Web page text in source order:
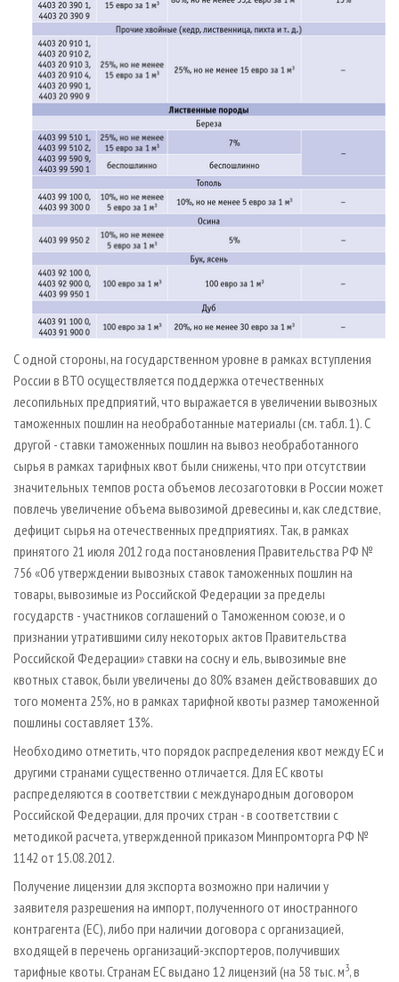
С одной стороны, на государственном уровне в рамках вступления
России в ВТО осуществляется поддержка отечественных
лесопильных предприятий, что выражается в увеличении вывозных
таможенных пошлин на необработанные материалы (см. табл. 1). С
другой - ставки таможенных пошлин на вывоз необработанного
сырья в рамках тарифных квот были снижены, что при отсутствии
значительных темпов роста объемов лесозаготовки в России может
повлечь увеличение объема вывозимой древесины и, как следствие,
дефицит сырья на отечественных предприятиях. Так, в рамках
принятого 21 июля 2012 года постановления Правительства РФ №
756 «Об утверждении вывозных ставок таможенных пошлин на
товары, вывозимые из Российской Федерации за пределы
государств - участников соглашений о Таможенном союзе, и о
признании утратившими силу некоторых актов Правительства
Российской Федерации» ставки на сосну и ель, вывозимые вне
квотных ставок, были увеличены до 80% взамен действовавших до
того момента 25%, но в рамках тарифной квоты размер таможенной
пошлины составляет 13%.
Необходимо отметить, что порядок распределения квот между ЕС и
другими странами существенно отличается. Для ЕС квоты
распределяются в соответствии с международным договором
Российской Федерации, для прочих стран - в соответствии с
методикой расчета, утвержденной приказом Минпромторга РФ №
1142 от 15.08.2012.
Получение лицензии для экспорта возможно при наличии у
заявителя разрешения на импорт, полученного от иностранного
контрагента (ЕС), либо при наличии договора с организацией,
входящей в перечень организаций-экспортеров, получивших
тарифные квоты. Странам ЕС выдано 12 лицензий (на 58 тыс. м3, в